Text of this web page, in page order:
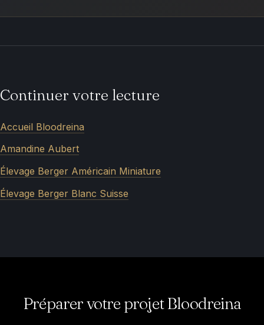
Continuer votre lecture
Accueil Bloodreina
Amandine Aubert
Élevage Berger Américain Miniature
Élevage Berger Blanc Suisse
Préparer votre projet Bloodreina